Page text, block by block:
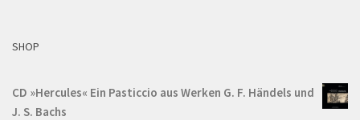
SHOP
CD »Hercules« Ein Pasticcio aus Werken G. F. Händels und
J. S. Bachs